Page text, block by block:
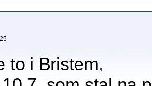
to i Bristem,